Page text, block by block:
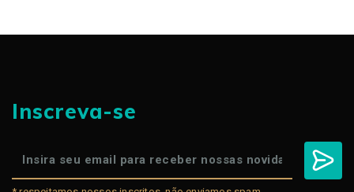
Inscreva-se